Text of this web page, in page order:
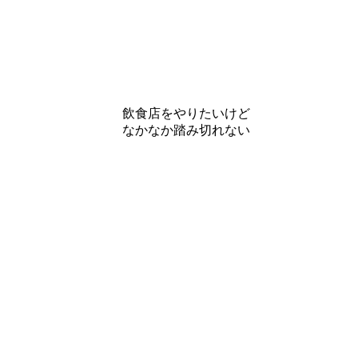
飲食店をやりたいけど
なかなか踏み切れない